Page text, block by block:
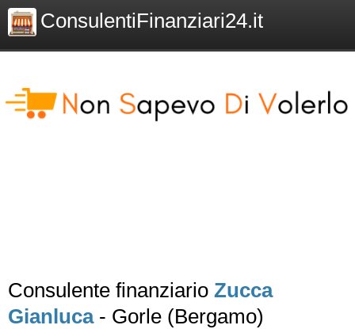
ConsulentiFinanziari24.it
Consulente finanziario Zucca
Gianluca- Gorle (Bergamo)